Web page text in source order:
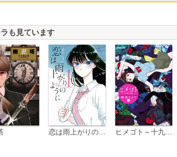
も見ています
ヒメゴト～十九歳の制服～